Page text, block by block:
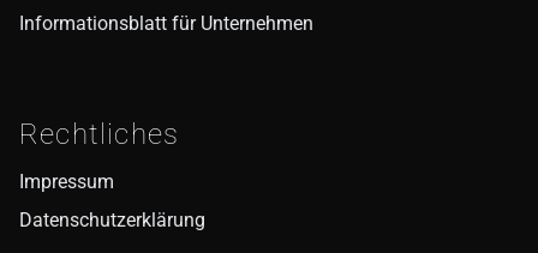
Informationsblatt für Unternehmen
Rechtliches
Impressum
Datenschutzerklärung